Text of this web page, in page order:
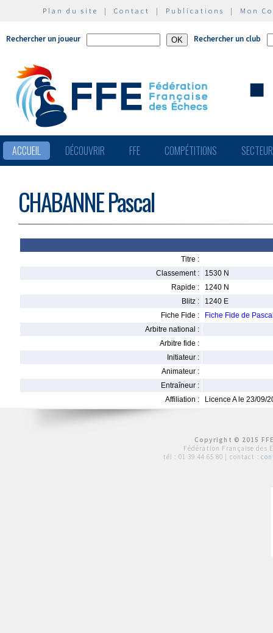
Plan du site | Contact | Publications | Mon
Rechercher un joueur Rechercher un club
ACCUEIL DÉCOUVRIR FFE COMPÉTITIONS
CHABANNE Pascal
Titre :
Classement :
1530 N
Rapide :
1240 N
Blitz :
1240 E
Fiche Fide :
Fiche Fide de
Arbitre national :
Arbitre fide :
Initiateur :
Animateur :
Entraîneur :
Affiliation :
Licence A le 23/09/
Copyright © 2015
Fédération Française des
tél : 01 39 44 65 80 | contact :